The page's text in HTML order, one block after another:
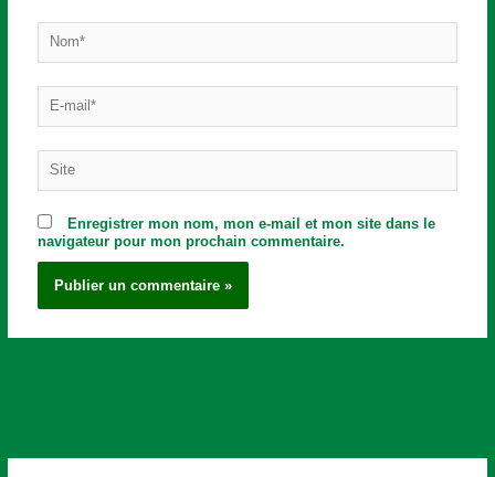
Nom*
E-
mail*
Site
Enregistrer mon nom, mon e-mail et mon site dans le
navigateur pour mon prochain commentaire.